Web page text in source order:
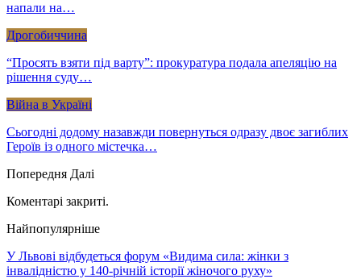
напали на…
Дрогобиччина
“Просять взяти під варту”: прокуратура подала апеляцію на
рішення суду…
Війна в Україні
Сьогодні додому назавжди повернуться одразу двоє загиблих
Героїв із одного містечка…
Попередня Далі
Коментарі закриті.
Найпопулярніше
У Львові відбудеться форум «Видима сила: жінки з
інвалідністю у 140-річній історії жіночого руху»